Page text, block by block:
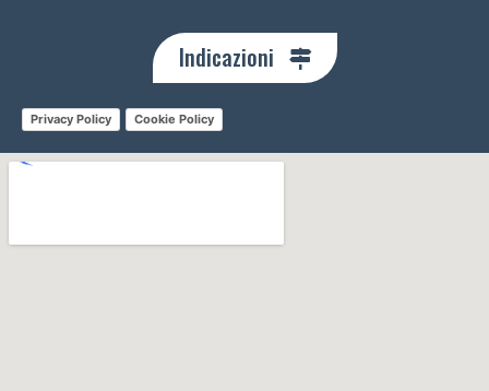
Indicazioni
Privacy Policy Cookie Policy